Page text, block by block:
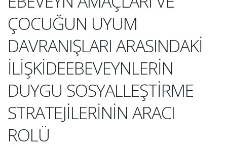
ÇOCUĞUN UYUM
DAVRANIŞLARI ARASINDAKİ
İLİŞKİDEEBEVEYNLERİN
DUYGU SOSYALLEŞTİRME
STRATEJİLERİNİN ARACI
ROLÜ